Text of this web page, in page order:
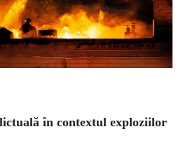
în contextul exploziilor